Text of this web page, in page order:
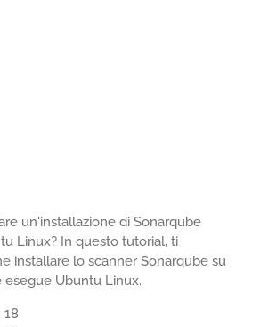
un'installazione di Sonarqube
Linux? In questo tutorial, ti
installare lo scanner Sonarqube su
Ubuntu Linux.
18